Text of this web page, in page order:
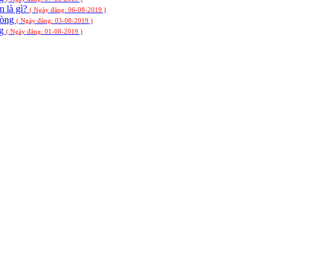
là gì? ( Ngày đăng: 06-08-2019 )
( Ngày đăng: 03-08-2019 )
( Ngày đăng: 01-08-2019 )